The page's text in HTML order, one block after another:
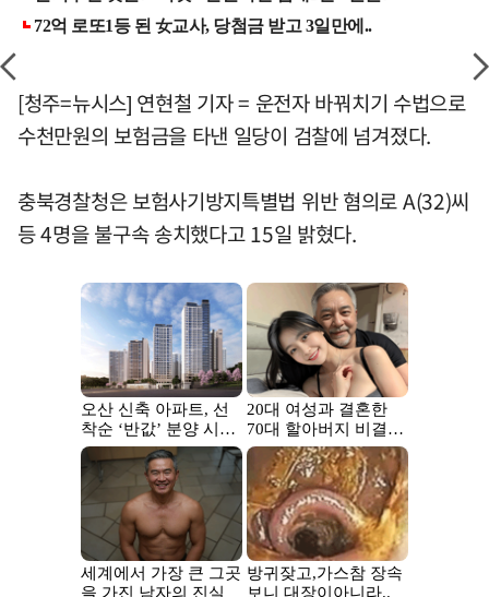
[청주=뉴시스] 연현철 기자 = 운전자 바꿔치기 수법으로
수천만원의 보험금을 타낸 일당이 검찰에 넘겨졌다.
충북경찰청은 보험사기방지특별법 위반 혐의로 A(32)씨
등 4명을 불구속 송치했다고 15일 밝혔다.